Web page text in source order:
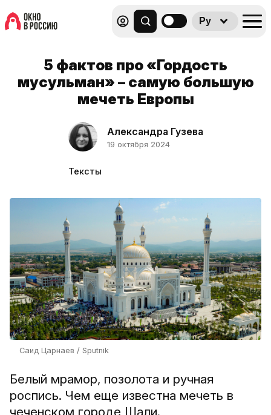
Ру
5 фактов про «Гордость
мусульман» – самую большую
мечеть Европы
Александра Гузева
19 октября 2024
Тексты
Саид Царнаев / Sputnik
Белый мрамор, позолота и ручная
роспись. Чем еще известна мечеть в
чеченском городе Шали.